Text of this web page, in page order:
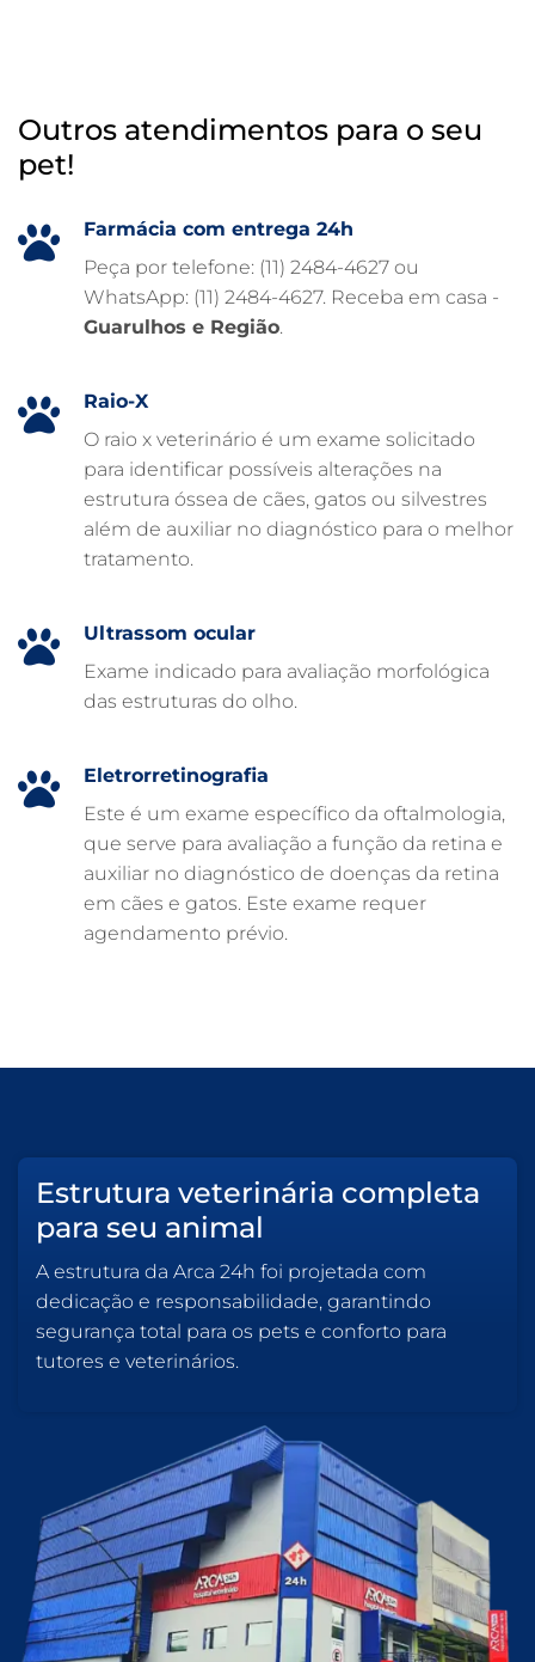
HOSPITAL VETERINÁRIO 24 HORAS
HOSPITAL VETERINÁRIO
FISIOTERAPIA VETERINÁRIA
FARMÁCIA VETERINÁRIA 24H
EMERGÊNCIA VETERINÁRIA
EMERGÊNCIA PARA PETS
CUIDADOS INTENSIVOS EM ANIMAIS
CLÍNICA VETERINÁRIA ARCA
CLÍNICA VETERINÁRIA 24 HORAS
ATENDIMENTO VETERINÁRIO
Outros atendimentos para o seu
pet!
Farmácia com entrega 24h
Peça por telefone: (11) 2484-4627 ou
WhatsApp: (11) 2484-4627. Receba em casa -
Guarulhos e Região.
Raio-X
O raio x veterinário é um exame solicitado
para identificar possíveis alterações na
estrutura óssea de cães, gatos ou silvestres
além de auxiliar no diagnóstico para o melhor
tratamento.
Ultrassom ocular
Exame indicado para avaliação morfológica
das estruturas do olho.
Eletrorretinografia
Este é um exame específico da oftalmologia,
que serve para avaliação a função da retina e
auxiliar no diagnóstico de doenças da retina
em cães e gatos. Este exame requer
agendamento prévio.
Estrutura veterinária completa
para seu animal
A estrutura da Arca 24h foi projetada com
dedicação e responsabilidade, garantindo
segurança total para os pets e conforto para
tutores e veterinários.